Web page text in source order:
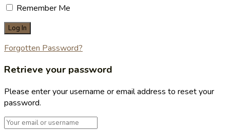
Remember Me
Forgotten Password?
Retrieve your password
Please enter your username or email address to reset your
password.